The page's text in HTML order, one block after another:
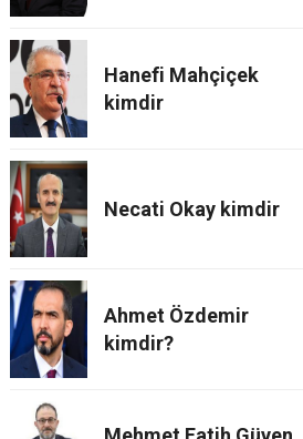
Hanefi Mahçiçek
kimdir
Necati Okay kimdir
Ahmet Özdemir
kimdir?